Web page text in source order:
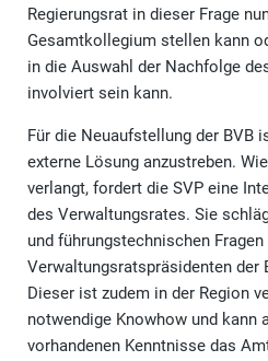
Regierungsrat in dieser Frage
Gesamtkollegium stellen kann
in die Auswahl der Nachfolge
involviert sein kann.
Für die Neuaufstellung der BVB
externe Lösung anzustreben.
verlangt, fordert die SVP eine
des Verwaltungsrates. Sie
und führungstechnischen
Verwaltungsratspräsidenten der
Dieser ist zudem in der Region
notwendige Knowhow und kann
vorhandenen Kenntnisse das